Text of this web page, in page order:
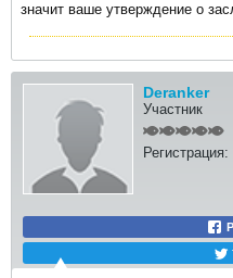
значит ваше утверждение о
Deranker
Участник
Регистрация: